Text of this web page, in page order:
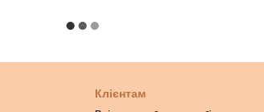
Клієнтам